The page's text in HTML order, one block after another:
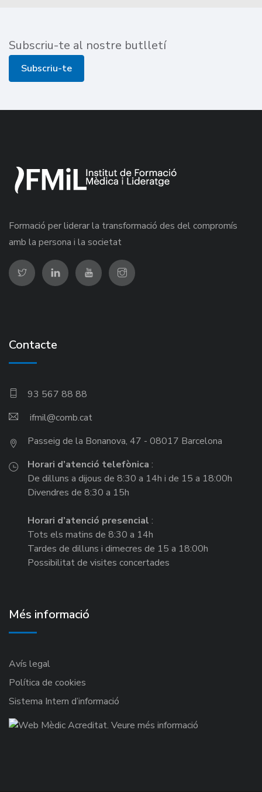
Subscriu-te al nostre butlletí
Subscriu-te
Formació per liderar la transformació des del compromís
amb la persona i la societat
Contacte
93 567 88 88
ifmil
Passeig de la Bonanova, 47 - 08017 Barcelona
Horari d’atenció telefònica :
De dilluns a dijous de 8:30 a 14h i de 15 a 18:00h
Divendres de 8:30 a 15h
Horari d’atenció presencial :
Tots els matins de 8:30 a 14h
Tardes de dilluns i dimecres de 15 a 18:00h
Possibilitat de visites concertades
Més informació
Avís legal
Política de cookies
Sistema Intern d’informació